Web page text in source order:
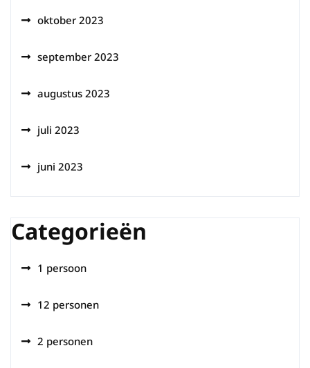
oktober 2023
september 2023
augustus 2023
juli 2023
juni 2023
Categorieën
1 persoon
12 personen
2 personen